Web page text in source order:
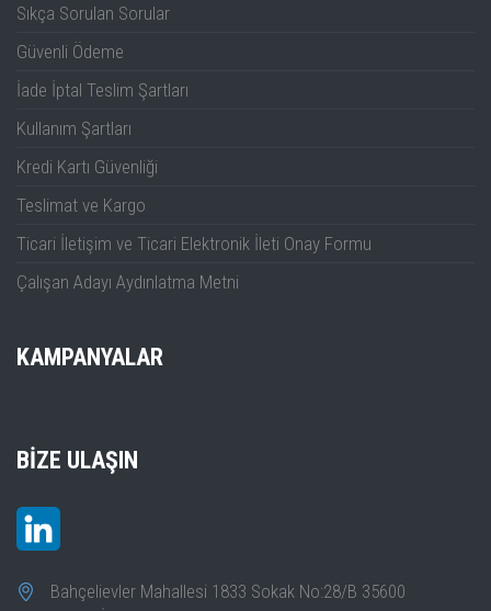
Sıkça Sorulan Sorular
Güvenli Ödeme
İade İptal Teslim Şartları
Kullanım Şartları
Kredi Kartı Güvenliği
Teslimat ve Kargo
Ticari İletişim ve Ticari Elektronik İleti Onay Formu
Çalışan Adayı Aydınlatma Metni
KAMPANYALAR
BIZE ULAŞIN
Bahçelievler Mahallesi 1833 Sokak No:28/B 35600